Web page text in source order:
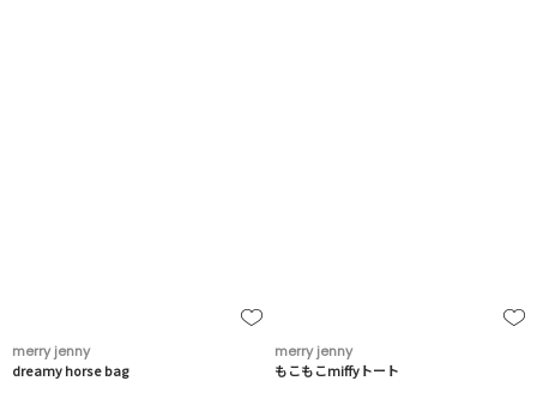
merry jenny
dreamy horse bag
merry jenny
もこもこmiffyトート